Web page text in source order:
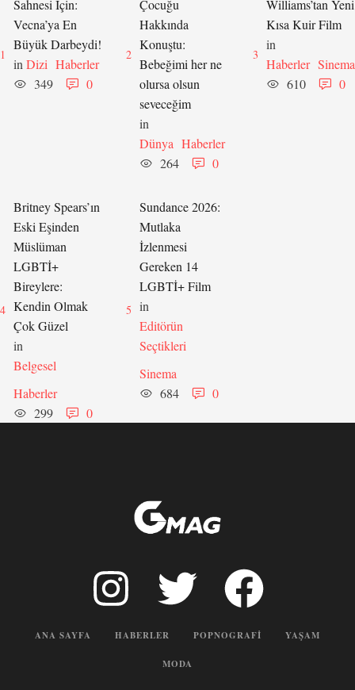
1
Sahnesi İçin:
Vecna’ya En
Büyük Darbeydi!
in Dizi Haberler
349
0
2
Çocuğu
Hakkında
Konuştu:
Bebeğimi her ne
olursa olsun
seveceğim
in
Dünya Haberler
264
0
3
Williams’tan Yeni
Kısa Kuir Film
in
Haberler Sinema
610
0
4
Britney Spears’ın
Eski Eşinden
Müslüman
LGBTİ+
Bireylere:
Kendin Olmak
Çok Güzel
in
Belgesel
Haberler
299
0
5
Sundance 2026:
Mutlaka
İzlenmesi
Gereken 14
LGBTİ+ Film
in
Editörün
Seçtikleri
Sinema
684
0
ANA SAYFA HABERLER POPNOGRAFI YAŞAM
MODA